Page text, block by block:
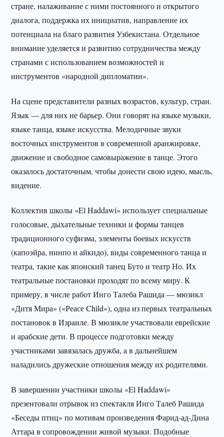
стране, налаживание с ними постоянного и открытого
диалога, поддержка их инициатив, направление их
потенциала на благо развития Узбекистана. Отдельное
внимание уделяется и развитию сотрудничества между
странами с использованием возможностей и
инструментов «народной дипломатии».
На сцене представители разных возрастов, культур, стран.
Язык — для них не барьер. Они говорят на языке музыки,
языке танца, языке искусства. Мелодичные звуки
восточных инструментов в современной аранжировке,
движение и свободное самовыражение в танце. Этого
оказалось достаточным, чтобы донести свою идею, мысль,
видение.
Коллектив школы «El Haddawi» использует специальные
голосовые, дыхательные техники и формы танцев
традиционного суфизма, элементы боевых искусств
(капоэйра, нинпо и айкидо), виды современного танца и
театра, такие как японский танец Буто и театр Но. Их
театральные постановки проходят по всему миру. К
примеру, в числе работ Инго Талеба Рашида — мюзикл
«Дитя Мира» («Реасе Child»), одна из первых театральных
постановок в Израиле. В мюзикле участвовали еврейские
и арабские дети. В процессе подготовки между
участниками завязалась дружба, а в дальнейшем
наладились дружеские отношения между их родителями.
В завершении участники школы «El Haddawi»
презентовали отрывок из спектакля Инго Талеб Рашида
«Беседы птиц» по мотивам произведения Фарид-ад-Дина
Аттара в сопровождении живой музыки. Подобные